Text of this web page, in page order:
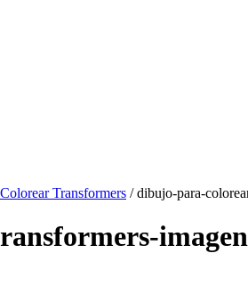
Transformers / dibujo-para-